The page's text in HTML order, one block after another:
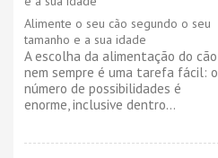
Alimente o seu cão segundo o seu
tamanho e a sua idade
A escolha da alimentação do cão
nem sempre é uma tarefa fácil: o
número de possibilidades é
enorme, inclusive dentro...